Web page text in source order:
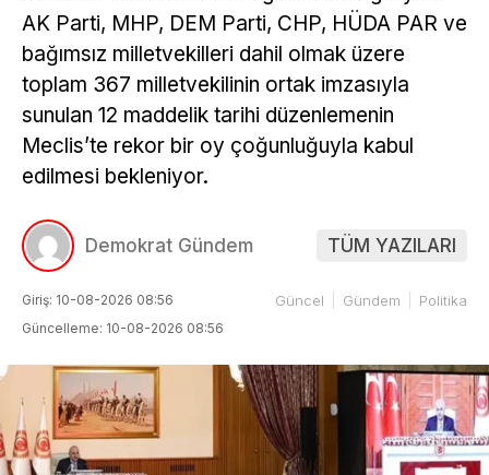
AK Parti, MHP, DEM Parti, CHP, HÜDA PAR ve
bağımsız milletvekilleri dahil olmak üzere
toplam 367 milletvekilinin ortak imzasıyla
sunulan 12 maddelik tarihi düzenlemenin
Meclis’te rekor bir oy çoğunluğuyla kabul
edilmesi bekleniyor.
Demokrat Gündem TÜM YAZILARI
Giriş: 10-08-2026 08:56
Güncelleme: 10-08-2026 08:56
Güncel Gündem Politika